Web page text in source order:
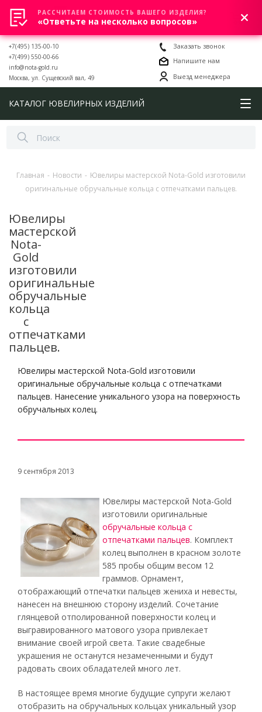
0
+7(495) 135-00-10
+7(499) 550-00-66
info@nota-gold.ru
Москва, ул. Сущевский вал, 49
Заказать звонок
Напишите нам
Выезд менеджера
КАТАЛОГ ЮВЕЛИРНЫХ ИЗДЕЛИЙ
Главная - Новости - Ювелиры мастерской Nota-Gold изготовили
оригинальные обручальные кольца с отпечатками пальцев.
Ювелиры
мастерской
Nota-
Gold
изготовили
оригинальные
обручальные
кольца
с
отпечатками
пальцев.
Ювелиры мастерской Nota-Gold изготовили
оригинальные обручальные кольца с отпечатками
пальцев. Нанесение уникального узора на поверхность
обручальных колец.
9 сентября 2013
Ювелиры мастерской Nota-Gold
изготовили оригинальные
обручальные кольца с
отпечатками пальцев. Комплект
колец выполнен в красном золоте
585 пробы общим весом 12
граммов. Орнамент,
отображающий отпечатки пальцев жениха и невесты,
нанесен на внешнюю сторону изделий. Сочетание
глянцевой отполированной поверхности колец и
выгравированного матового узора привлекает
внимание своей игрой света. Такие свадебные
украшения не останутся незамеченными и будут
радовать своих обладателей много лет.
В настоящее время многие будущие супруги желают
отобразить на обручальных кольцах уникальный узор
РАССЧИТАЕМ СТОИМОСТЬ ВАШЕГО ИЗДЕЛИЯ?
«Ответьте на несколько вопросов»